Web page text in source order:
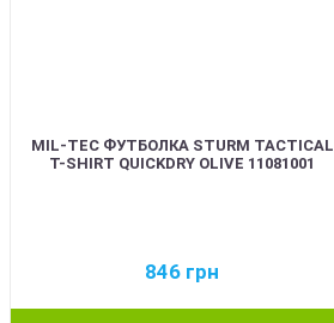
MIL-TEC ФУТБОЛКА STURM TACTICAL
T-SHIRT QUICKDRY OLIVE 11081001
846 грн